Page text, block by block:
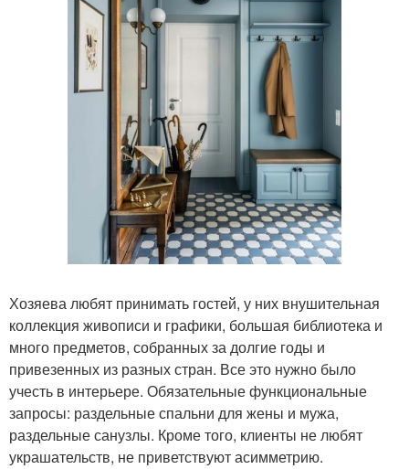
Хозяева любят принимать гостей, у них внушительная
коллекция живописи и графики, большая библиотека и
много предметов, собранных за долгие годы и
привезенных из разных стран. Все это нужно было
учесть в интерьере. Обязательные функциональные
запросы: раздельные спальни для жены и мужа,
раздельные санузлы. Кроме того, клиенты не любят
украшательств, не приветствуют асимметрию.